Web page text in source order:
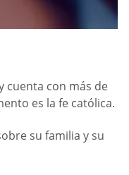
cuenta con más de
es la fe católica.
su familia y su